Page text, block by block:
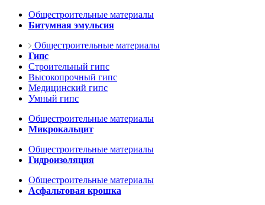
Общестроительные материалы
Битумная эмульсия
Общестроительные материалы
Гипс
Строительный гипс
Высокопрочный гипс
Медицинский гипс
Умный гипс
Общестроительные материалы
Микрокальцит
Общестроительные материалы
Гидроизоляция
Общестроительные материалы
Асфальтовая крошка